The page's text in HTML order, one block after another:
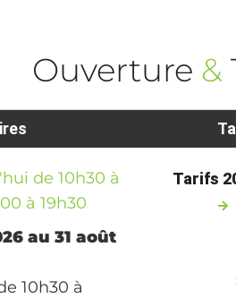
Ouverture &
de 10h30 à
à 19h30
au 31 août
10h30 à
Tarifs